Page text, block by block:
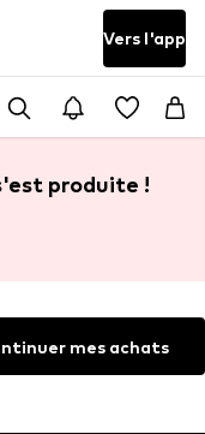
Vers l'app
produite !
mes achats